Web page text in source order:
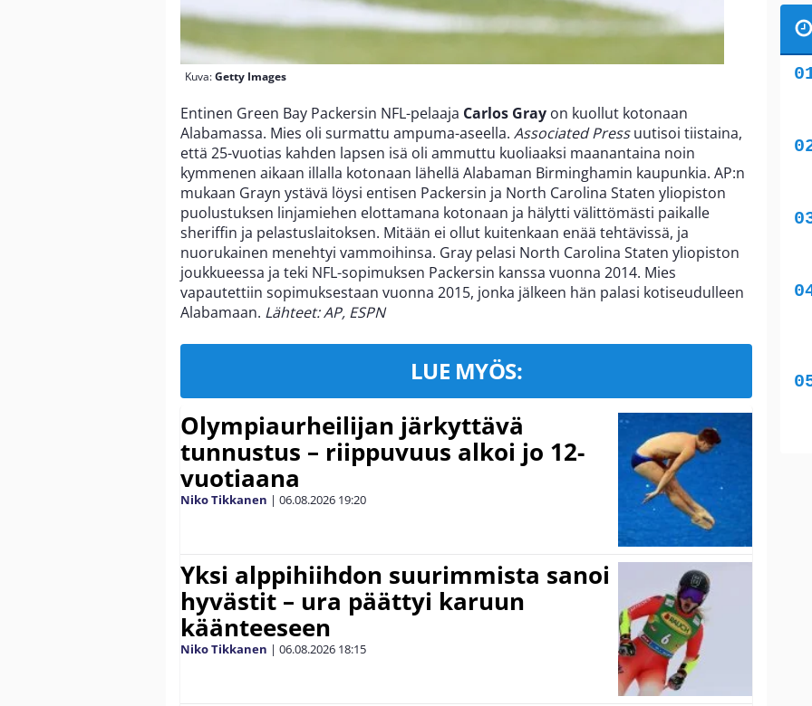
Kuva:Getty Images
Entinen Green Bay Packersin NFL-pelaaja Carlos Gray on kuollut kotonaan
Alabamassa. Mies oli surmattu ampuma-aseella. Associated Pressuutisoi tiistaina,
että 25-vuotias kahden lapsen isä oli ammuttu kuoliaaksi maanantaina noin
kymmenen aikaan illalla kotonaan lähellä Alabaman Birminghamin kaupunkia. AP:n
mukaan Grayn ystävä löysi entisen Packersin ja North Carolina Staten yliopiston
puolustuksen linjamiehen elottamana kotonaan ja hälytti välittömästi paikalle
sheriffin ja pelastuslaitoksen. Mitään ei ollut kuitenkaan enää tehtävissä, ja
nuorukainen menehtyi vammoihinsa. Gray pelasi North Carolina Staten yliopiston
joukkueessa ja teki NFL-sopimuksen Packersin kanssa vuonna 2014. Mies
vapautettiin sopimuksestaan vuonna 2015, jonka jälkeen hän palasi kotiseudulleen
Alabamaan. Lähteet: AP, ESPN
LUE MYÖS:
Olympiaurheilijan järkyttävä
tunnustus – riippuvuus alkoi jo 12-
vuotiaana
Niko Tikkanen | 06.08.2026 19:20
Yksi alppihiihdon suurimmista sanoi
hyvästit – ura päättyi karuun
käänteeseen
Niko Tikkanen | 06.08.2026 18:15